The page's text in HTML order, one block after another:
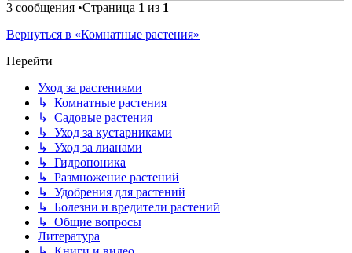
3 сообщения •Страница 1 из 1
Вернуться в «Комнатные растения»
Перейти
Уход за растениями
↳ Комнатные растения
↳ Садовые растения
↳ Уход за кустарниками
↳ Уход за лианами
↳ Гидропоника
↳ Размножение растений
↳ Удобрения для растений
↳ Болезни и вредители растений
↳ Общие вопросы
Литература